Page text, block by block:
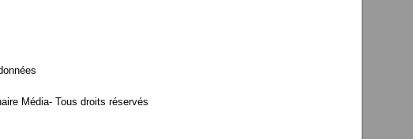
Média- Tous droits réservés